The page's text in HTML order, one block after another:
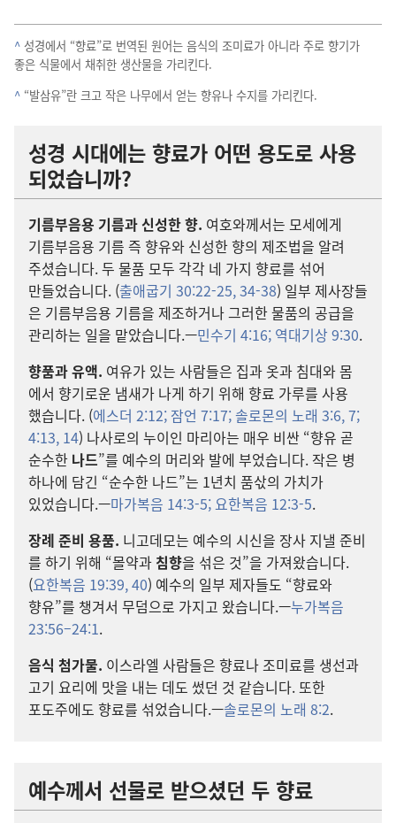
^ 성경에서 “향료”로 번역된 원어는 음식의 조미료가 아니라 주로 향기가
좋은 식물에서 채취한 생산물을 가리킨다.
^ “발삼유”란 크고 작은 나무에서 얻는 향유나 수지를 가리킨다.
성경 시대에는 향료가 어떤 용도로 사용
되었습니까?
기름부음용 기름과 신성한 향. 여호와께서는 모세에게
기름부음용 기름 즉 향유와 신성한 향의 제조법을 알려
주셨습니다. 두 물품 모두 각각 네 가지 향료를 섞어
만들었습니다. (출애굽기 30:22-25,34-38) 일부 제사장들
은 기름부음용 기름을 제조하거나 그러한 물품의 공급을
관리하는 일을 맡았습니다.—민수기 4:16; 역대기상 9:30.
향품과 유액. 여유가 있는 사람들은 집과 옷과 침대와 몸
에서 향기로운 냄새가 나게 하기 위해 향료 가루를 사용
했습니다. (에스더 2:12; 잠언 7:17;솔로몬의 노래 3:6, 7;
4:13, 14) 나사로의 누이인 마리아는 매우 비싼 “향유 곧
순수한 나드”를 예수의 머리와 발에 부었습니다. 작은 병
하나에 담긴 “순수한 나드”는 1년치 품삯의 가치가
있었습니다.—마가복음 14:3-5; 요한복음 12:3-5.
장례 준비 용품. 니고데모는 예수의 시신을 장사 지낼 준비
를 하기 위해 “몰약과 침향을 섞은 것”을 가져왔습니다.
(요한복음 19:39, 40) 예수의 일부 제자들도 “향료와
향유”를 챙겨서 무덤으로 가지고 왔습니다.—누가복음
23:56–24:1.
음식 첨가물. 이스라엘 사람들은 향료나 조미료를 생선과
고기 요리에 맛을 내는 데도 썼던 것 같습니다. 또한
포도주에도 향료를 섞었습니다.—솔로몬의 노래 8:2.
예수께서 선물로 받으셨던 두 향료